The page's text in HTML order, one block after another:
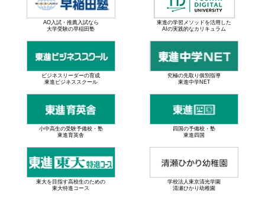
AO入試・推薦入試なら
大学受験の早稲田塾
東進の学習メソッドを活用した
AIの実践的なカリキュラム
ビジネスリーダーの育成
東進ビジネススクール
究極の先取り個別指導
東進中学NET
小中高生の受験予備校・塾
東進育英舎
四国の予備校・塾
東進四国
東大を目指す高校生のための
東大特進コース
学校法人東京清光学園
清瀬ひかり幼稚園